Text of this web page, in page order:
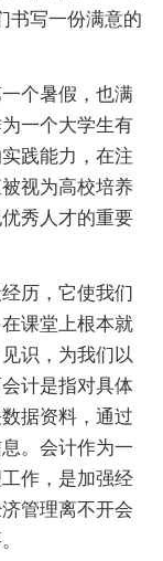
书写一份满意的
个暑假，也满
一个大学生有
践能力，在注
视为高校培养
秀人才的重要
历，它使我们
课堂上根本就
识，为我们以
计是指对具体
据资料，通过
。会计作为一
作，是加强经
管理离不开会